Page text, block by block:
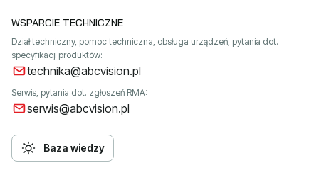
WSPARCIE TECHNICZNE
Dział techniczny, pomoc techniczna, obsługa urządzeń, pytania dot.
specyfikacji produktów:
technika@abcvision.pl
Serwis, pytania dot. zgłoszeń RMA:
serwis@abcvision.pl
Baza wiedzy